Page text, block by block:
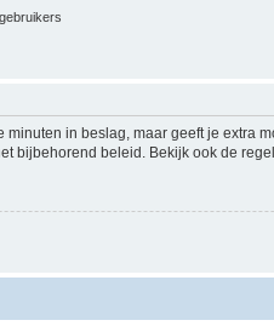
in beslag, maar geeft je extra
beleid. Bekijk ook de